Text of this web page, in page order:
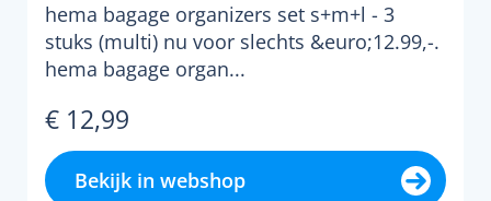
hema bagage organizers set s+m+l - 3
stuks (multi) nu voor slechts &euro;12.99,-.
hema bagage organ...
€ 12,99
Bekijk in webshop